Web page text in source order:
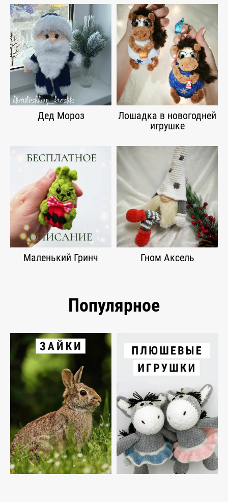
Дед Мороз
Лошадка в новогодней
игрушке
Маленький Гринч Гном Аксель
Популярное